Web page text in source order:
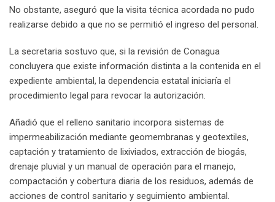
No obstante, aseguró que la visita técnica acordada no pudo
realizarse debido a que no se permitió el ingreso del personal.
La secretaria sostuvo que, si la revisión de Conagua
concluyera que existe información distinta a la contenida en el
expediente ambiental, la dependencia estatal iniciaría el
procedimiento legal para revocar la autorización.
Añadió que el relleno sanitario incorpora sistemas de
impermeabilización mediante geomembranas y geotextiles,
captación y tratamiento de lixiviados, extracción de biogás,
drenaje pluvial y un manual de operación para el manejo,
compactación y cobertura diaria de los residuos, además de
acciones de control sanitario y seguimiento ambiental.